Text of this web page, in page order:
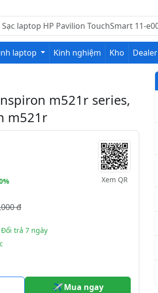
laptop Kinh nghiệm Kho Dealer
m521r series,
m521r
Xem QR
đ
trả 7 ngày
Mua ngay